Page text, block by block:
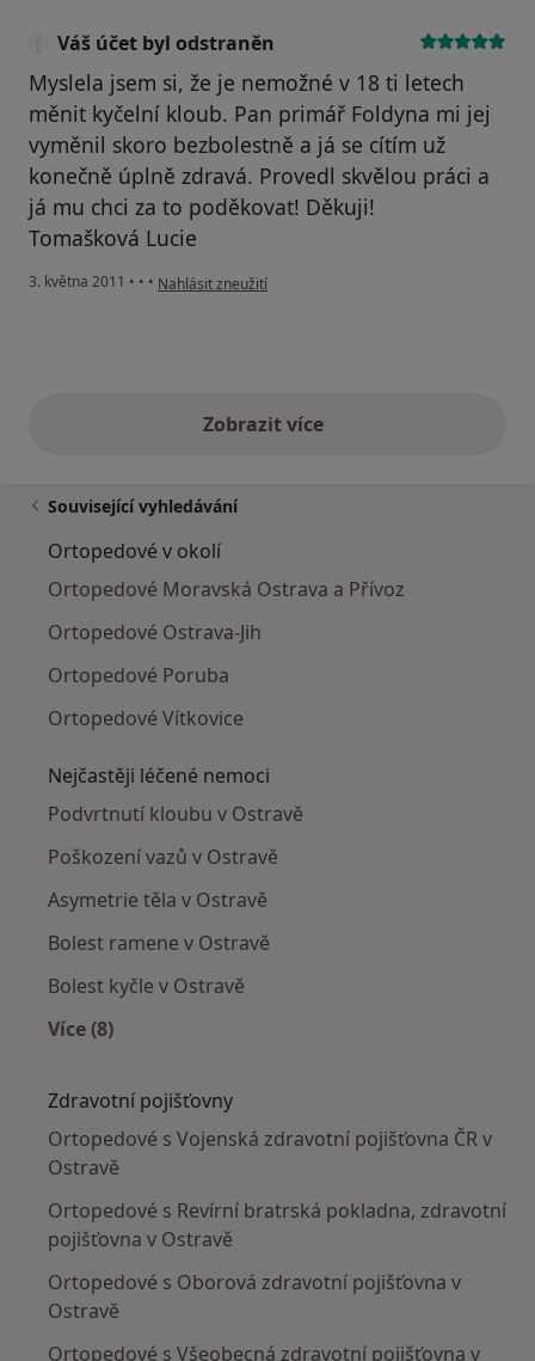
Váš účet byl odstraněn
Myslela jsem si, že je nemožné v 18 ti letech
měnit kyčelní kloub. Pan primář Foldyna mi jej
vyměnil skoro bezbolestně a já se cítím už
konečně úplně zdravá. Provedl skvělou práci a
já mu chci za to poděkovat! Děkuji!
Tomašková Lucie
3. května 2011 • • • podle názoru uživatele Váš účet byl odstraněn
Nahlásit zneužití
Zobrazit vícevýše uvedené názory
Související vyhledávání
Ortopedové v okolí
Ortopedové Moravská Ostrava a Přívoz
Ortopedové Ostrava-Jih
Ortopedové Poruba
Ortopedové Vítkovice
Nejčastěji léčené nemoci
Podvrtnutí kloubu v Ostravě
Poškození vazů v Ostravě
Asymetrie těla v Ostravě
Bolest ramene v Ostravě
Bolest kyčle v Ostravě
Více (8)
Zdravotní pojišťovny
Ortopedové s Vojenská zdravotní pojišťovna ČR v
Ostravě
Ortopedové s Revírní bratrská pokladna, zdravotní
pojišťovna v Ostravě
Ortopedové s Oborová zdravotní pojišťovna v
Ostravě
Ortopedové s Všeobecná zdravotní pojišťovna v